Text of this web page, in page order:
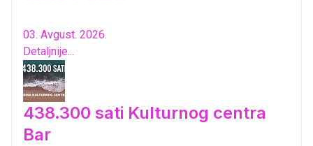
03. Avgust. 2026.
Detaljnije...
438.300 sati Kulturnog centra
Bar